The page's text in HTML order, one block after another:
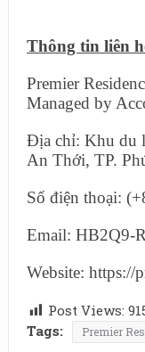
Thông tin liên
Premier
Managed by
Địa chỉ: Khu du
An Thới, TP.
Số điện thoại:
Email: HB2Q9-
Website: https://
Post Views:
Tags:
Premier